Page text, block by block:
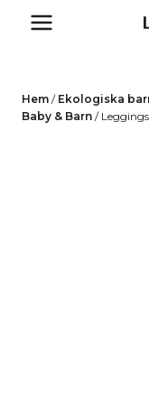
Hem / Ekologiska
Baby & Barn /